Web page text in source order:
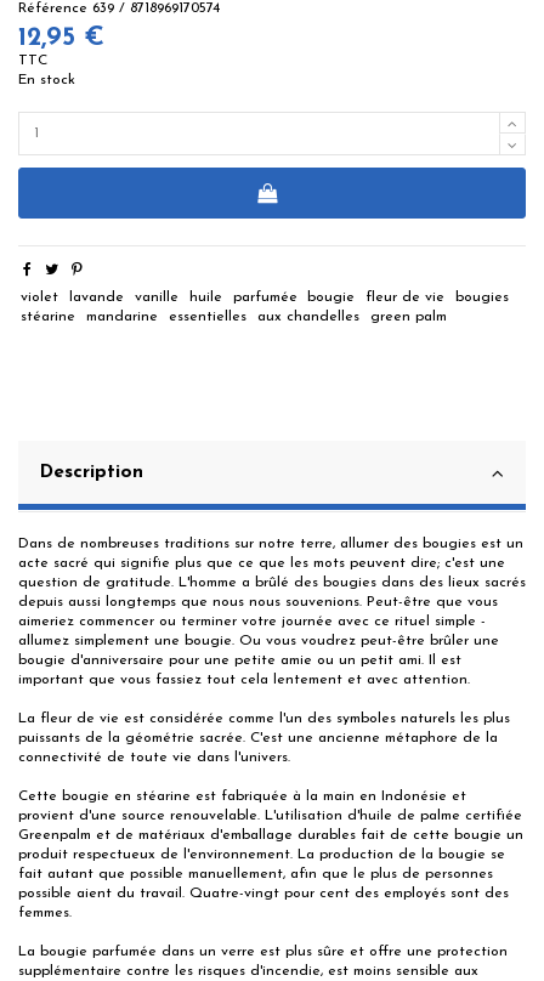
Référence 639 / 8718969170574
12,95 €
TTC
En stock
violet lavande vanille huile parfumée bougie fleur de vie
bougies
stéarine
mandarine essentielles aux chandelles green palm
Description
Dans de nombreuses traditions sur notre terre, allumer des bougies est un
acte sacré qui signifie plus que ce que les mots peuvent dire; c'est une
question de gratitude. L'homme a brûlé des bougies dans des lieux sacrés
depuis aussi longtemps que nous nous souvenions. Peut-être que vous
aimeriez commencer ou terminer votre journée avec ce rituel simple -
allumez simplement une bougie. Ou vous voudrez peut-être brûler une
bougie d'anniversaire pour une petite amie ou un petit ami. Il est
important que vous fassiez tout cela lentement et avec attention.
La fleur de vie est considérée comme l'un des symboles naturels les plus
puissants de la géométrie sacrée. C'est une ancienne métaphore de la
connectivité de toute vie dans l'univers.
Cette bougie en stéarine est fabriquée à la main en Indonésie et
provient d'une source renouvelable. L'utilisation d'huile de palme certifiée
Greenpalm et de matériaux d'emballage durables fait de cette bougie un
produit respectueux de l'environnement. La production de la bougie se
fait autant que possible manuellement, afin que le plus de personnes
possible aient du travail. Quatre-vingt pour cent des employés sont des
femmes.
La bougie parfumée dans un verre est plus sûre et offre une protection
supplémentaire contre les risques d'incendie, est moins sensible aux